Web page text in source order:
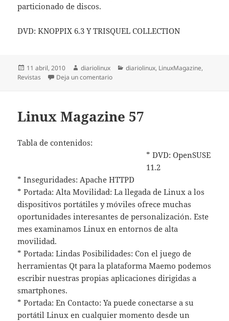
particionado de discos.
DVD: KNOPPIX 6.3 Y TRISQUEL COLLECTION
Publicado
el
11 abril, 2010 Autor
diariolinux Categorías
diariolinux, LinuxMagazine,
Revistas
Deja un comentarioen Linux Magazine 59
Linux Magazine 57
Tabla de contenidos:
* DVD: OpenSUSE
11.2
* Inseguridades: Apache HTTPD
* Portada: Alta Movilidad: La llegada de Linux a los
dispositivos portátiles y móviles ofrece muchas
oportunidades interesantes de personalización. Este
mes examinamos Linux en entornos de alta
movilidad.
* Portada: Lindas Posibilidades: Con el juego de
herramientas Qt para la plataforma Maemo podemos
escribir nuestras propias aplicaciones dirigidas a
smartphones.
* Portada: En Contacto: Ya puede conectarse a su
portátil Linux en cualquier momento desde un